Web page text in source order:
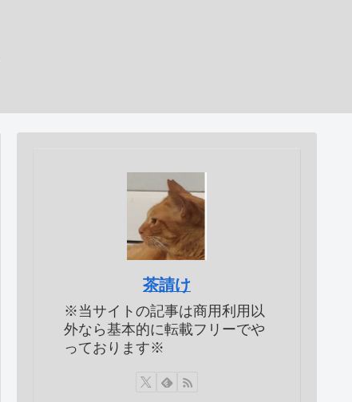
茶請け
※当サイトの記事は商用利用以
外なら基本的に転載フリーでや
っております※